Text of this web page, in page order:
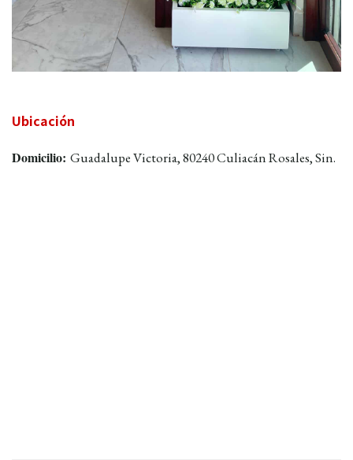
Ubicación
Domicilio: Guadalupe Victoria, 80240 Culiacán Rosales, Sin.